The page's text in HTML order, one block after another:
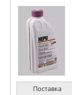
Поставка